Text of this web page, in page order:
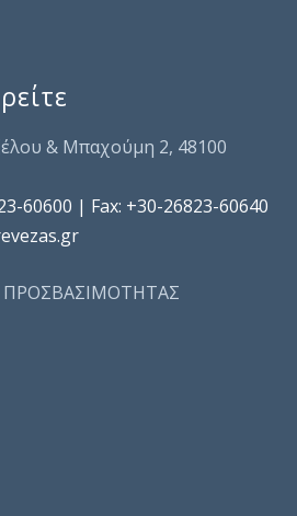
& Μπαχούμη 2, 48100
60600 | Fax: +30-26823-60640